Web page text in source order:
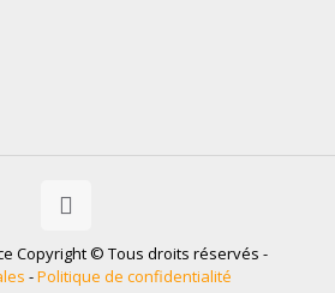
Copyright © Tous droits réservés -
-Politique de confidentialité